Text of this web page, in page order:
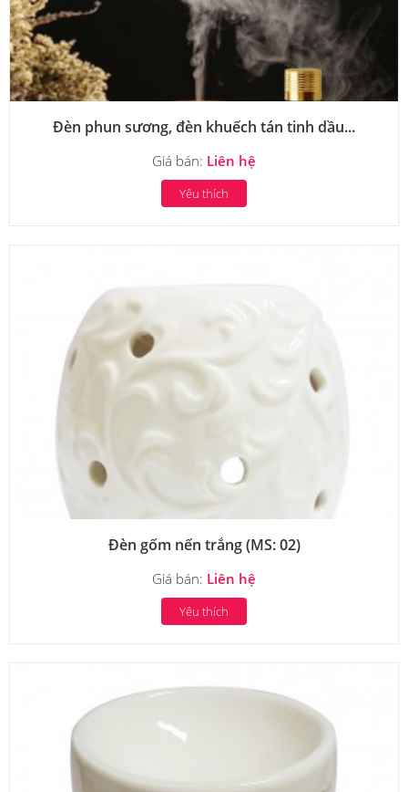
Đèn phun sương, đèn khuếch tán tinh dầu...
Giá bán: Liên hệ
Yêu thích
Đèn gốm nến trắng (MS: 02)
Giá bán: Liên hệ
Yêu thích